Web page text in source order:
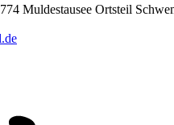
Muldestausee Ortsteil